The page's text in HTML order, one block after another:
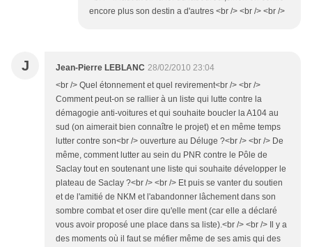
encore plus son destin a d'autres <br /> <br /> <br />
J Jean-Pierre LEBLANC 28/02/2010 23:04
<br /> Quel étonnement et quel revirement<br /> <br />
Comment peut-on se rallier à un liste qui lutte contre la
démagogie anti-voitures et qui souhaite boucler la A104 au
sud (on aimerait bien connaître le projet) et en même temps
lutter contre son<br /> ouverture au Déluge ?<br /> <br /> De
même, comment lutter au sein du PNR contre le Pôle de
Saclay tout en soutenant une liste qui souhaite développer le
plateau de Saclay ?<br /> <br /> Et puis se vanter du soutien
et de l'amitié de NKM et l'abandonner lâchement dans son
sombre combat et oser dire qu'elle ment (car elle a déclaré
vous avoir proposé une place dans sa liste).<br /> <br /> Il y a
des moments où il faut se méfier même de ses amis qui des